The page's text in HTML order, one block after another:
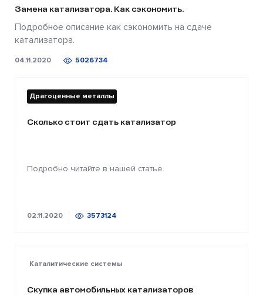
Замена катализатора. Как сэкономить.
Подробное описание как сэкономить на сдаче
катализатора.
04.11.2020 5026734
Драгоценные металлы
Сколько стоит сдать катализатор
Подробно читайте в нашей статье.
02.11.2020 3573124
Каталитические системы
Скупка автомобильных катализаторов